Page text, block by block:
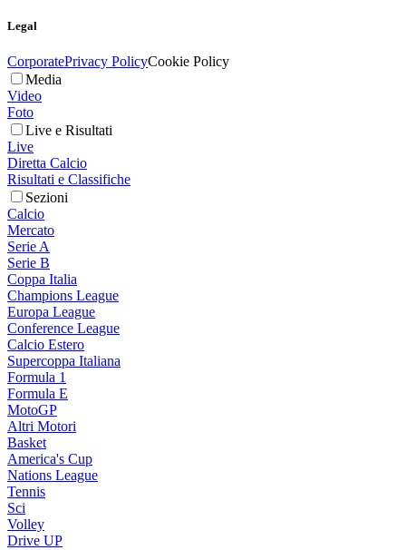
Legal
CorporatePrivacy PolicyCookie Policy
Media
Video
Foto
Live e Risultati
Live
Diretta Calcio
Risultati e Classifiche
Sezioni
Calcio
Mercato
Serie A
Serie B
Coppa Italia
Champions League
Europa League
Conference League
Calcio Estero
Supercoppa Italiana
Formula 1
Formula E
MotoGP
Altri Motori
Basket
America's Cup
Nations League
Tennis
Sci
Volley
Drive UP